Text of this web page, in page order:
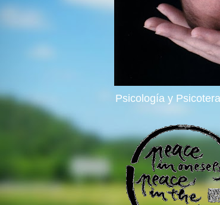
Psicología y